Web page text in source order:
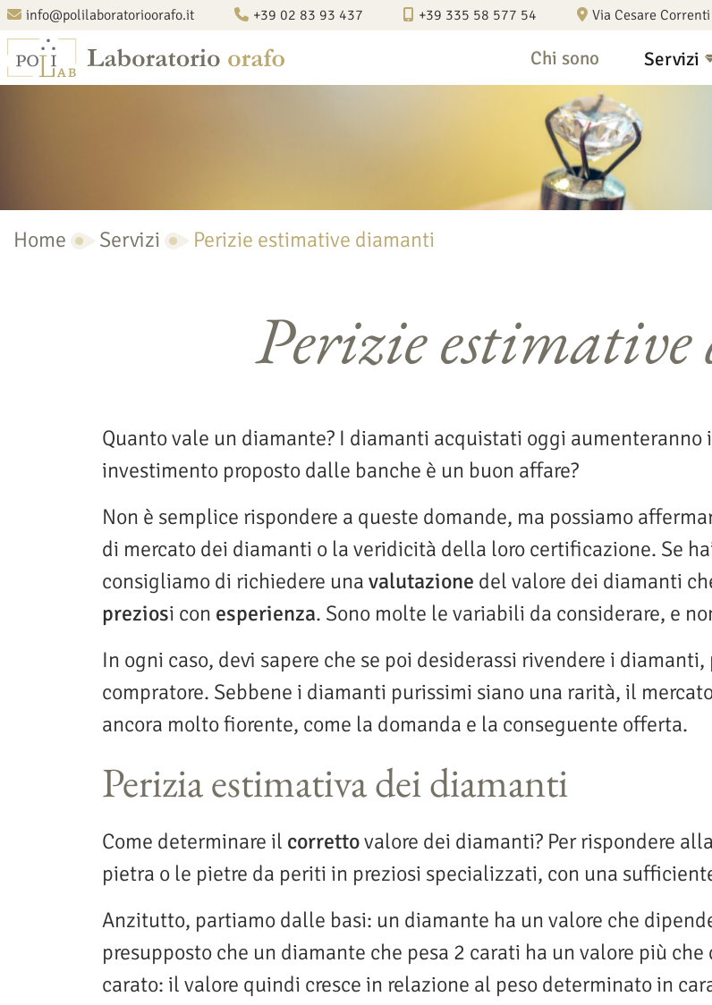
info@polilaboratorioorafo.it +39 02 83 93 437 +39 335 58 577 54 Via Cesare
Chi sono Servizi
Home Servizi Perizie estimative diamanti
Perizie
Quanto vale un diamante? I diamanti acquistati oggi aumenteranno
investimento proposto dalle banche è un buon affare?
Non è semplice rispondere a queste domande, ma possiamo
di mercato dei diamanti o la veridicità della loro certificazione. Se
consigliamo di richiedere una valutazione del valore dei diamanti
preziosi con esperienza. Sono molte le variabili da considerare, e
In ogni caso, devi sapere che se poi desiderassi rivendere i
compratore. Sebbene i diamanti purissimi siano una rarità, il
ancora molto fiorente, come la domanda e la conseguente offerta.
Perizia estimativa dei diamanti
Come determinare il correttovalore dei diamanti? Per rispondere
pietra o le pietre da periti in preziosi specializzati, con una
Anzitutto, partiamo dalle basi: un diamante ha un valore che
presupposto che un diamante che pesa 2 carati ha un valore più
carato: il valore quindi cresce in relazione al peso determinato in